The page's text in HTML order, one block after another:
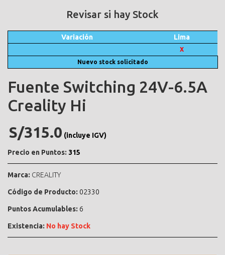
Revisar si hay Stock
Variación Lima
X
Nuevo stock solicitado
Fuente Switching 24V-6.5A
Creality Hi
S/315.0 (incluye IGV)
Precio en Puntos: 315
Marca: CREALITY
Código de Producto: 02330
Puntos Acumulables: 6
Existencia: No hay Stock